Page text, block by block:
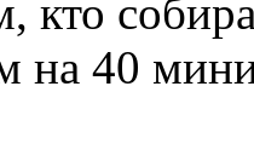
кто
на 40